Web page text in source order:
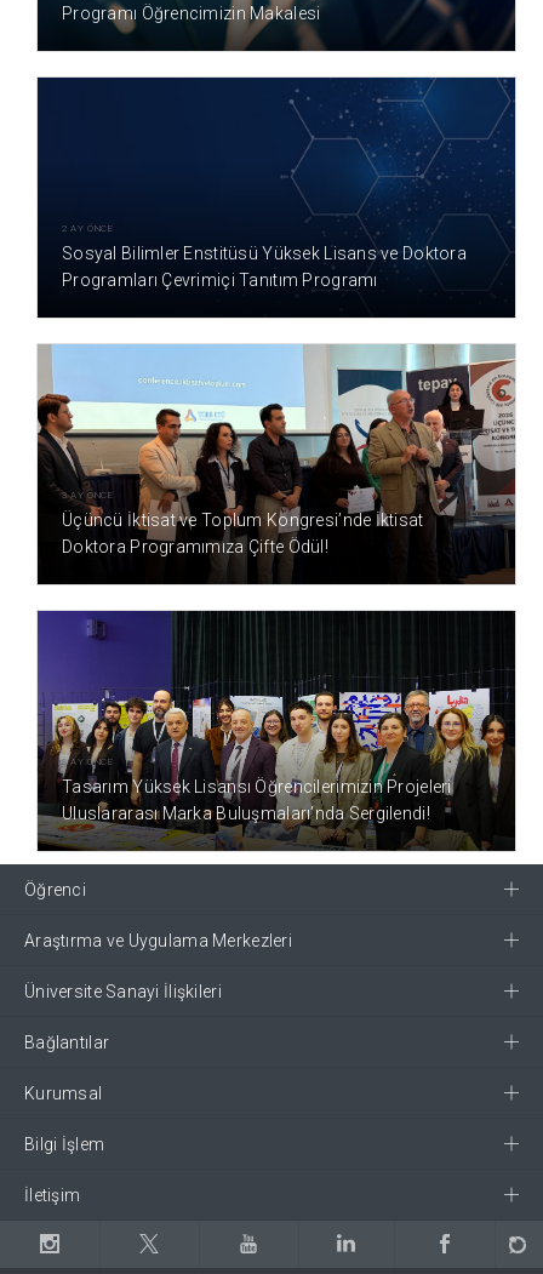
Programı Öğrencimizin Makalesi
2 AY ÖNCE
Sosyal Bilimler Enstitüsü Yüksek Lisans ve Doktora
Programları Çevrimiçi Tanıtım Programı
3 AY ÖNCE
Üçüncü İktisat ve Toplum Kongresi’nde İktisat
Doktora Programımıza Çifte Ödül!
3 AY ÖNCE
Tasarım Yüksek Lisansı Öğrencilerimizin Projeleri
Uluslararası Marka Buluşmaları’nda Sergilendi!
Öğrenci
Araştırma ve Uygulama Merkezleri
Üniversite Sanayi İlişkileri
Bağlantılar
Kurumsal
Bilgi İşlem
İletişim